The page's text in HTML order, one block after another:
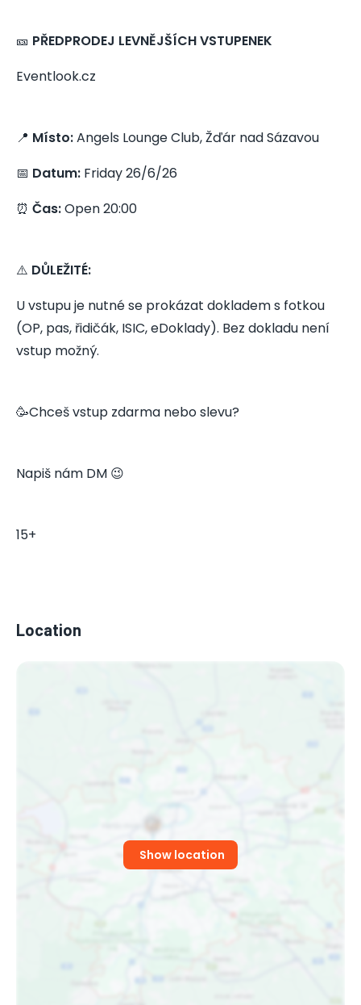
🎫 PŘEDPRODEJ LEVNĚJŠÍCH VSTUPENEK
Eventlook.cz
📍 Místo:Angels Lounge Club, Žďár nad Sázavou
📅 Datum: Friday 26/6/26
⏰ Čas:Open 20:00
⚠️ DŮLEŽITÉ:
U vstupu je nutné se prokázat dokladem s fotkou
(OP, pas, řidičák, ISIC, eDoklady). Bez dokladu není
vstup možný.
🥳Chceš vstup zdarma nebo slevu?
Napiš nám DM 😉
15+
Location
Show location